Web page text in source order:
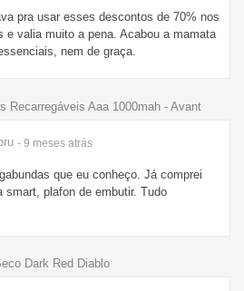
pra usar esses descontos de 70% nos
e valia muito a pena. Acabou a mamata
nem de graça.
Recarregáveis Aaa 1000mah - Avant
- 9 meses atrás
que eu conheço. Já comprei
smart, plafon de embutir. Tudo
Dark Red Diablo